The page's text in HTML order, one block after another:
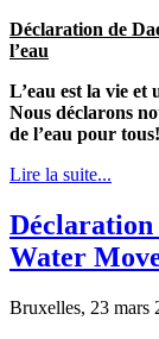
Déclaration de
l’eau
L’eau est la vie
Nous déclarons
de l’eau pour tous!
Lire la suite...
Déclaration
Water
Bruxelles, 23 mars